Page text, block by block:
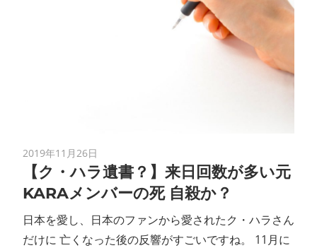
2019年11月26日
【ク・ハラ遺書？】来日回数が多い元
KARAメンバーの死 自殺か？
日本を愛し、日本のファンから愛されたク・ハラさん
だけに 亡くなった後の反響がすごいですね。 11月に